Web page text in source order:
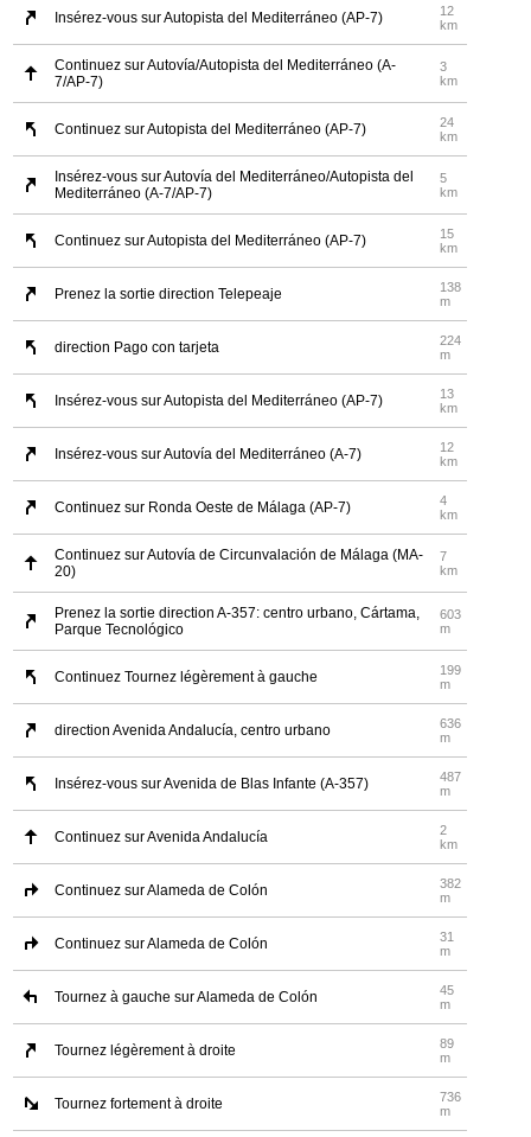
Insérez-vous sur Autopista del Mediterráneo (AP-7)
12
km
Continuez sur Autovía/Autopista del Mediterráneo (A-
7/AP-7)
3
km
Continuez sur Autopista del Mediterráneo (AP-7)
24
km
Insérez-vous sur Autovía del Mediterráneo/Autopista del
Mediterráneo (A-7/AP-7)
5
km
Continuez sur Autopista del Mediterráneo (AP-7)
15
km
Prenez la sortie direction Telepeaje
138
m
direction Pago con tarjeta
224
m
Insérez-vous sur Autopista del Mediterráneo (AP-7)
13
km
Insérez-vous sur Autovía del Mediterráneo (A-7)
12
km
Continuez sur Ronda Oeste de Málaga (AP-7)
4
km
Continuez sur Autovía de Circunvalación de Málaga (MA-
20)
7
km
Prenez la sortie direction A-357: centro urbano, Cártama,
Parque Tecnológico
603
m
Continuez Tournez légèrement à gauche
199
m
direction Avenida Andalucía, centro urbano
636
m
Insérez-vous sur Avenida de Blas Infante (A-357)
487
m
Continuez sur Avenida Andalucía
2
km
Continuez sur Alameda de Colón
382
m
Continuez sur Alameda de Colón
31
m
Tournez à gauche sur Alameda de Colón
45
m
Tournez légèrement à droite
89
m
Tournez fortement à droite
736
m